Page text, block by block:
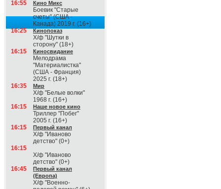
16:55
Кино Микс
Боевик "Старые
счеты" (США -
Канада) 2019 г. (16+)
16:25
Кинопоказ
Х/ф "Шутки в
сторону" (18+)
16:15
Киносвидание
Мелодрама
"Материалистка"
(США - Франция)
2025 г. (18+)
16:35
Мир
Х/ф "Белые волки"
1968 г. (16+)
16:15
Наше новое кино
Триллер "Побег"
2005 г. (16+)
16:15
Первый канал
Х/ф "Иваново
детство" (0+)
16:15
Х/ф "Иваново
детство" (0+)
16:45
Первый канал
(Европа)
Х/ф "Военно-